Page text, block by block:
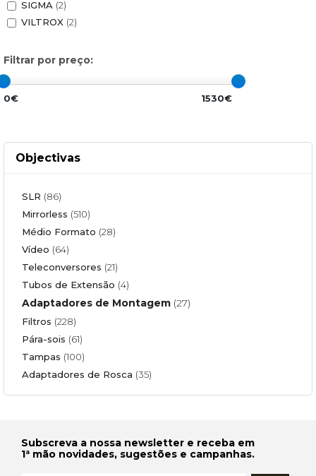
SIGMA (2)
VILTROX (2)
Filtrar por preço:
0€ 1530€
Objectivas
SLR (86)
Mirrorless (510)
Médio Formato (28)
Vídeo (64)
Teleconversores (21)
Tubos de Extensão (4)
Adaptadores de Montagem (27)
Filtros (228)
Pára-sois (61)
Tampas (100)
Adaptadores de Rosca (35)
Subscreva a nossa newsletter e receba em
1ª mão novidades, sugestões e campanhas.